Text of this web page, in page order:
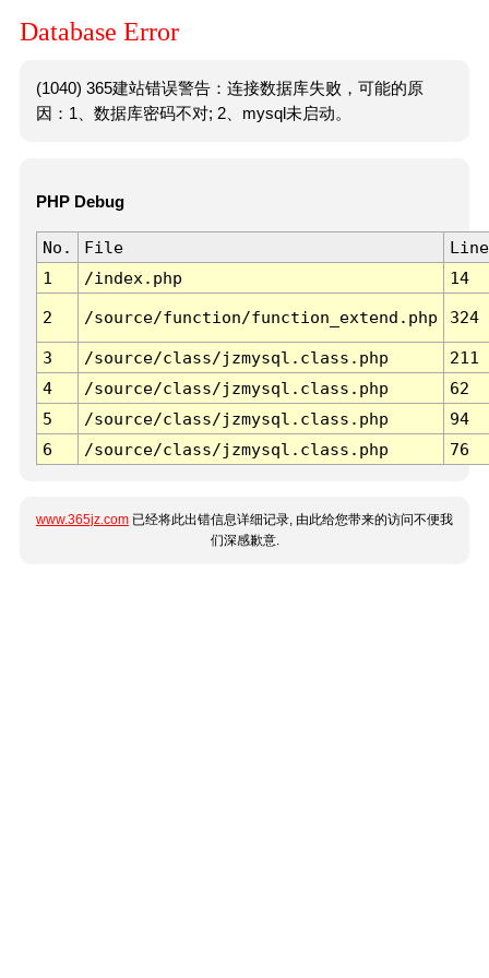
Database Error
(1040) 365建站错误警告：连接数据库失败，可能的原
因：1、数据库密码不对; 2、mysql未启动。
PHP Debug
No. File
Line
1
/index.php 14
2 /source/function/function_extend.php 324
3 /source/class/jzmysql.class.php
211
4
/source/class/jzmysql.class.php
62
5
/source/class/jzmysql.class.php
94
6
/source/class/jzmysql.class.php 76
www.365jz.com 已经将此出错信息详细记录, 由此给您带来的访问不便我
们深感歉意.